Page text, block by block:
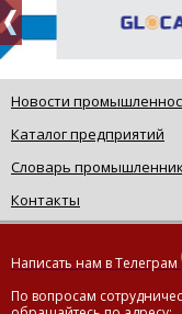
Новости
Каталог предприятий
Словарь
Контакты
Написать нам в Телеграм
По вопросам